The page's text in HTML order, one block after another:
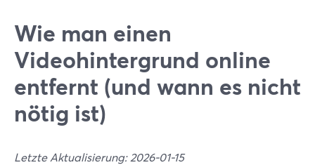
Wie man einen
Videohintergrund online
entfernt (und wann es nicht
nötig ist)
Letzte Aktualisierung: 2026-01-15